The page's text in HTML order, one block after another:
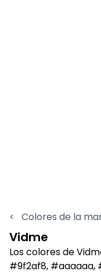
< Colores de la
Vidme
Los colores de
#9f2af8, #aaaaaa,